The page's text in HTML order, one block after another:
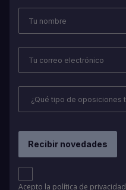
Acepto la política de privacidad